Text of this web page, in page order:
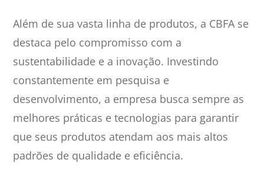
Além de sua vasta linha de produtos, a CBFA se
destaca pelo compromisso com a
sustentabilidade e a inovação. Investindo
constantemente em pesquisa e
desenvolvimento, a empresa busca sempre as
melhores práticas e tecnologias para garantir
que seus produtos atendam aos mais altos
padrões de qualidade e eficiência.